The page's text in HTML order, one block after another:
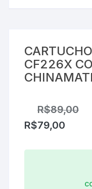
CF226X
R$89,00
R$79,00